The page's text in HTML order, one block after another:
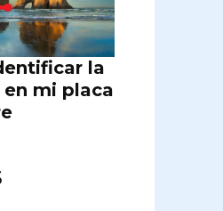
la
en mi placa